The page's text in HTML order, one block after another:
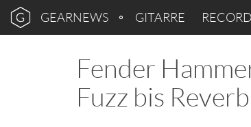
GEARNEWS GITARRE
Fender
Fuzz bis Reverb